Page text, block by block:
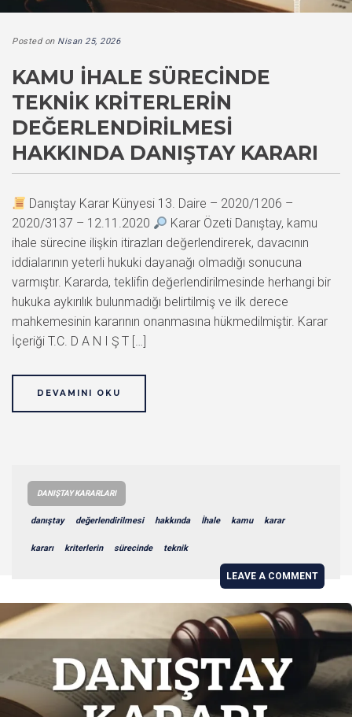
Posted on Nisan 25, 2026
KAMU İHALE SÜRECINDE
TEKNIK KRITERLERIN
DEĞERLENDIRILMESI
HAKKINDA DANIŞTAY KARARI
Danıştay Karar Künyesi 13. Daire – 2020/1206 –
2020/3137 – 12.11.2020
Karar Özeti Danıştay, kamu
ihale sürecine ilişkin itirazları değerlendirerek, davacının
iddialarının yeterli hukuki dayanağı olmadığı sonucuna
varmıştır. Kararda, teklifin değerlendirilmesinde herhangi bir
hukuka aykırılık bulunmadığı belirtilmiş ve ilk derece
mahkemesinin kararının onanmasına hükmedilmiştir. Karar
İçeriği T.C. D A N I Ş T […]
DEVAMINI OKU
DANIŞTAY KARARLARI
danıştay değerlendirilmesi hakkında İhale kamu karar
kararı kriterlerin sürecinde teknik
LEAVE A COMMENT